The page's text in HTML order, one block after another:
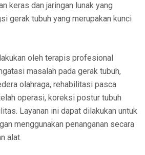
keras dan jaringan lunak yang
gerak tubuh yang merupakan kunci
oleh terapis profesional
masalah pada gerak tubuh,
olahraga, rehabilitasi pasca
operasi, koreksi postur tubuh
Layanan ini dapat dilakukan untuk
menggunakan penanganan secara
alat.